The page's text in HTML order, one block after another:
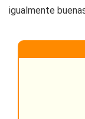
igualmente